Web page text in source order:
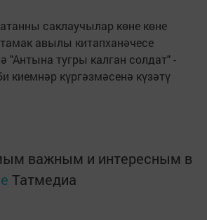
саклаучылар көне көне
авылы китапханәчесе
тугры калган солдат" -
киемнәр күргәзмәсенә күзәтү
важным и интересным в
Татмедиа